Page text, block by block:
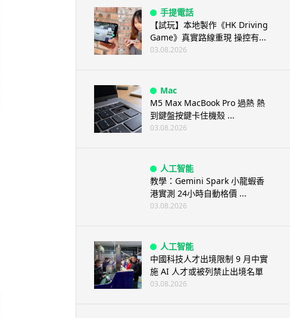
手提電話
【試玩】本地製作《HK Driving
Game》真實路線重現 操控有...
03.08.2026
Mac
M5 Max MacBook Pro 過熱 熱
到鍵盤按鍵卡住機殼 ...
03.08.2026
人工智能
教學：Gemini Spark 小龍蝦香
港實測 24小時自動格價 ...
03.08.2026
人工智能
中國科技人才出境限制 9 月中實
施 AI 人才或被列禁止出境名單
03.08.2026